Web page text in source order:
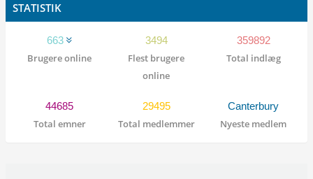
STATISTIK
663
Brugere online
3494
Flest brugere
online
359892
Total indlæg
44685
Total emner
29495
Total medlemmer
Canterbury
Nyeste medlem